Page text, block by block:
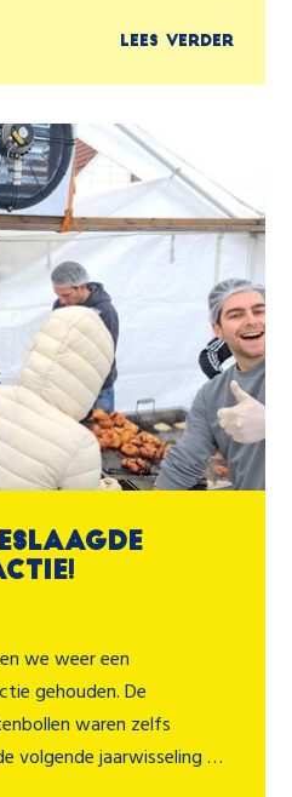
Lees verder
we weer een
gehouden. De
waren zelfs
volgende jaarwisseling …